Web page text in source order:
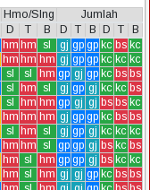
Hmo/Slng
Jumlah
D T B D T B D T
B
hm hm sl gj gp gp kc bs kc
hm hm hm gj gp gp kc kc kc
sl sl hm gp gj gp kc bs bs
sl hm sl gj gp gj kc kc bs
sl hm hm gp gj gj bs bs kc
hm hm hm gj gp gp kc bs bs
sl hm sl gj gp gj kc kc kc
hm hm sl gp gp gj bs kc bs
hm sl hm gp gp gj bs kc kc
hm sl hm gj gj gp kc bs bs